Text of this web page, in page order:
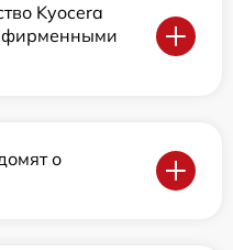
Kyocera
фирменными
о